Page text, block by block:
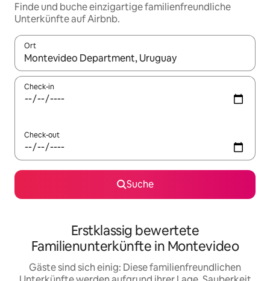
Finde und buche einzigartige familienfreundliche
Unterkünfte auf Airbnb.
Ort
Wenn Ergebnisse verfügbar sind, navigiere mit den
Check-in
Check-out
Suche
Erstklassig bewertete
Familienunterkünfte in Montevideo
Gäste sind sich einig: Diese familienfreundlichen